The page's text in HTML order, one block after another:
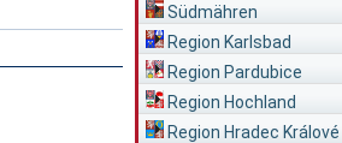
Südmähren
Region Karlsbad
Region Pardubice
Region Hochland
Region Hradec Králové